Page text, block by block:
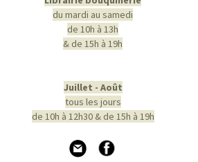
du mardi au samedi
de 10h à 13h
& de 15h à 19h
Juillet - Août
tous les jours
de 10h à 12h30 & de 15h à 19h